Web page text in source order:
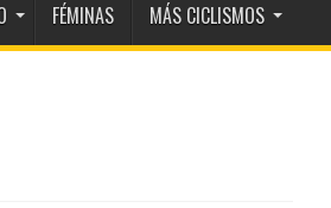
FÉMINAS MÁS CICLISMOS